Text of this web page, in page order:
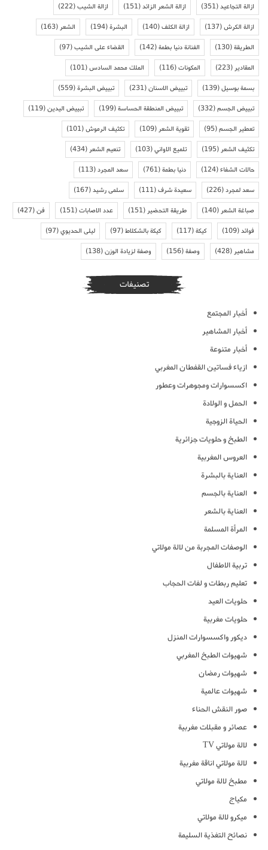
ازالة التجاعيد(351) ازالة الشعر الزائد(151) ازالة الشيب(222)
ازالة الكرش(137) ازالة الكلف(140) البشرة(194) الشعر(163)
الطريقة(130) الفنانة دنيا بطمة(142) القضاء على الشيب(97)
المقادير(223) المكونات(116) الملك محمد السادس(101)
بسمة بوسيل(139) تبييض الاسنان(231) تبييض البشرة(559)
تبييض الجسم(332) تبييض المنطقة الحساسة(199) تبييض اليدين(119)
تعطير الجسم(95) تقوية الشعر(109) تكثيف الرموش(101)
تكثيف الشعر(195) تلميع الاواني(103) تنعيم الشعر(434)
حالات الشفاء(124) دنيا بطمة(761) سعد المجرد(113)
سعد لمجرد(226) سعيدة شرف(111) سلمى رشيد(167)
صباغة الشعر(140) طريقة التحضير(151) عدد الاصابات(151) فن(427)
فوائد(109) كيكة(117) كيكة بالشكلاط(97) ليلى الحديوي(97)
مشاهير(428) وصفة(156) وصفة لزيادة الوزن(138)
تصنيفات
أخبار المجتمع
أخبار المشاهير
أخبار متنوعة
ازياء فساتين القفطان المغربي
اكسسوارات ومجوهرات وعطور
الحمل و الولادة
الحياة الزوجية
الطبخ و حلويات جزائرية
العروس المغربية
العناية بالبشرة
العناية بالجسم
العناية بالشعر
المرأة المسلمة
الوصفات المجربة من لالة مولاتي
تربية الاطفال
تعليم ربطات و لفات الحجاب
حلويات العيد
حلويات مغربية
ديكور واكسسوارات المنزل
شهيوات الطبخ المغربي
شهيوات رمضان
شهيوات عالمية
صور النقش الحناء
عصائر و مقبلات مغربية
لالة مولاتي TV
لالة مولاتي اناقة مغربية
مطبخ لالة مولاتي
مكياج
ميكرو لالة مولاتي
نصائح التغذية السليمة